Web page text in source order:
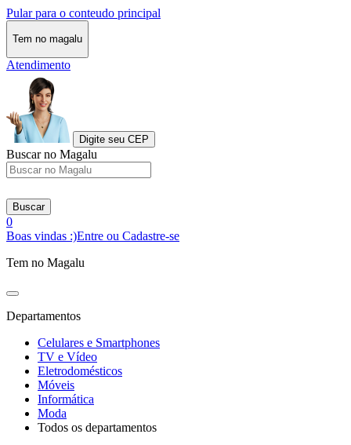
Pular para o conteudo principal
Tem no magalu
Atendimento
Digite seu CEP
Buscar no Magalu
Buscar
0
Boas vindas :)Entre ou Cadastre-se
Tem no Magalu
Departamentos
Celulares e Smartphones
TV e Vídeo
Eletrodomésticos
Móveis
Informática
Moda
Todos os departamentos